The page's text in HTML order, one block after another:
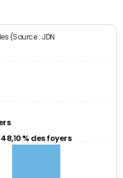
(Source : JDN
48,10 % des foyers